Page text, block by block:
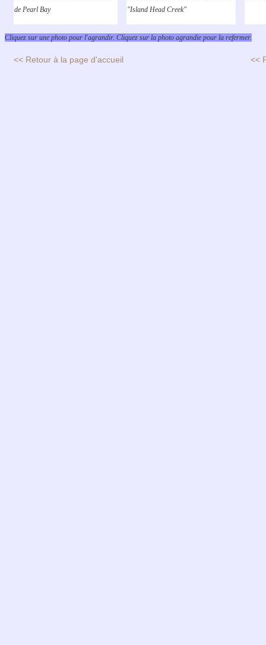
de Pearl Bay
"Island Head Creek"
Cliquez sur une photo pour l'agrandir. Cliquez sur la photo agrandie pour la refermer.
<< Retour à la page d'accueil <<